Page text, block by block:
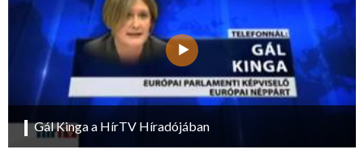
Gál Kinga a HírTV Híradójában